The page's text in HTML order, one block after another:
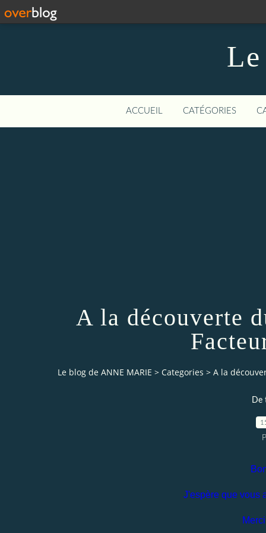
ACCUEIL CATÉGORIES
A la découverte
Le blog de ANNE MARIE > Categories > A la
J'espère que vous